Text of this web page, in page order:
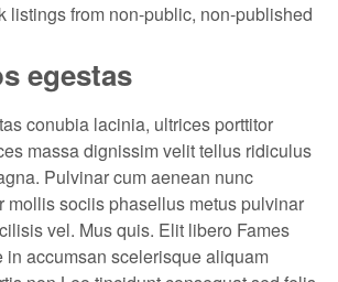
listings from non-public, non-published
egestas
conubia lacinia, ultrices porttitor
massa dignissim velit tellus ridiculus
Pulvinar cum aenean nunc
mollis sociis phasellus metus pulvinar
vel. Mus quis. Elit libero Fames
in accumsan scelerisque aliquam